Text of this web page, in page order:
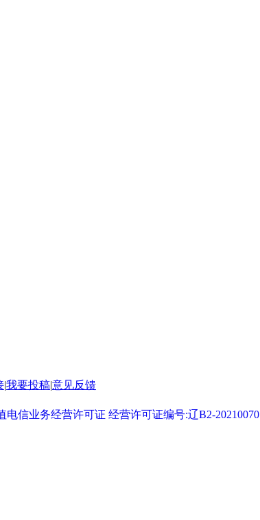
|我要投稿|意见反馈
电信业务经营许可证 经营许可证编号:辽B2-20210070